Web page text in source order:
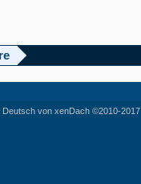
Deutsch von xenDach©2010-2017